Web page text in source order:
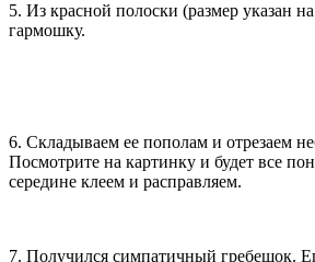
5. Из красной полоски (размер указан
гармошку.
6. Складываем ее пополам и отрезаем
Посмотрите на картинку и будет все
середине клеем и расправляем.
7. Получился симпатичный гребешок.